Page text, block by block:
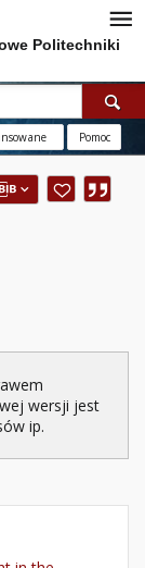
Politechniki
Pomoc
wersji jest
ip.